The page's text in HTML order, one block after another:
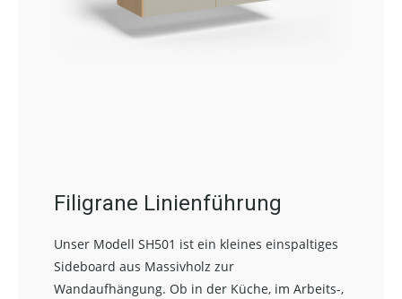
Filigrane Linienführung
Unser Modell SH501 ist ein kleines einspaltiges
Sideboard aus Massivholz zur
Wandaufhängung. Ob in der Küche, im Arbeits-,